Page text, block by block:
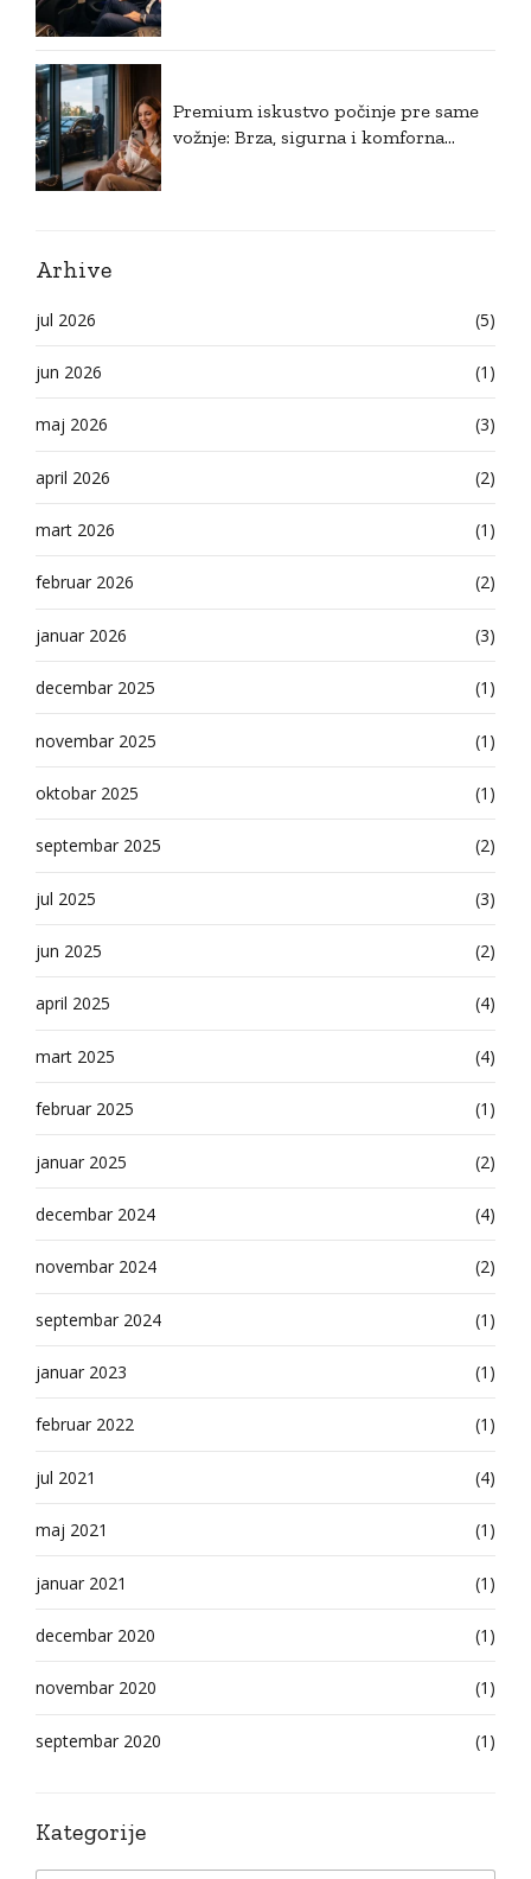
Premium iskustvo počinje pre same
vožnje: Brza, sigurna i komforna
Arhive
jul 2026 (5)
jun 2026 (1)
maj 2026 (3)
april 2026 (2)
mart 2026 (1)
februar 2026 (2)
januar 2026 (3)
decembar 2025 (1)
novembar 2025 (1)
oktobar 2025 (1)
septembar 2025 (2)
jul 2025 (3)
jun 2025 (2)
april 2025 (4)
mart 2025 (4)
februar 2025 (1)
januar 2025 (2)
decembar 2024 (4)
novembar 2024 (2)
septembar 2024 (1)
januar 2023 (1)
februar 2022 (1)
jul 2021 (4)
maj 2021 (1)
januar 2021 (1)
decembar 2020 (1)
novembar 2020 (1)
septembar 2020 (1)
Kategorije